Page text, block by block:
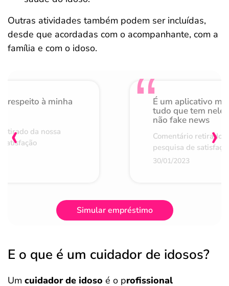
Outras atividades também podem ser incluídas,
desde que acordadas com o acompanhante, com a
família e com o idoso.
respeito à minha
da nossa
É um aplicativo
tudo que tem nele
não fake news
Comentário retirado
pesquisa de
30/01/2023
‹ ›
Simular empréstimo
E o que é um cuidador de idosos?
Um cuidador de idoso é o profissional